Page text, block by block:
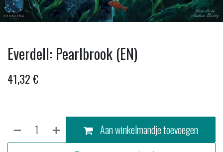
Everdell: Pearlbrook (EN)
41,32€
Aan winkelmandje toevoegen